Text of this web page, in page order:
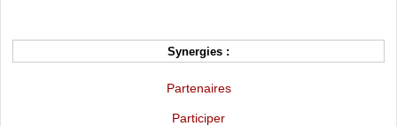
Synergies :
Partenaires
Participer